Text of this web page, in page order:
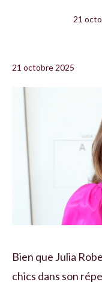
21
21 octobre 2025
Bien que Julia
chics dans son